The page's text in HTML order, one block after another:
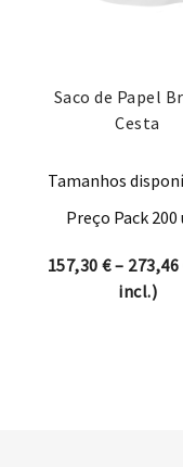
Saco de Papel
Cesta
Tamanhos
Preço Pack 200
157,30 €– 273,46
incl.)